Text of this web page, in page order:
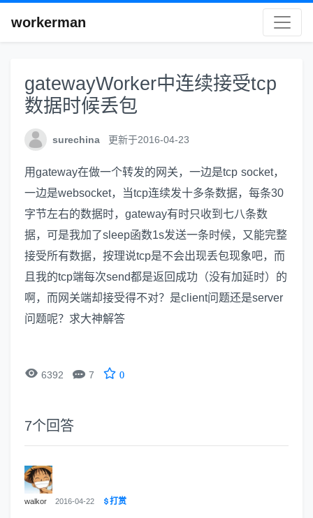
workerman
gatewayWorker中连续接受tcp
数据时候丢包
surechina 更新于2016-04-23
用gateway在做一个转发的网关，一边是tcp socket，
一边是websocket，当tcp连续发十多条数据，每条30
字节左右的数据时，gateway有时只收到七八条数
据，可是我加了sleep函数1s发送一条时候，又能完整
接受所有数据，按理说tcp是不会出现丢包现象吧，而
且我的tcp端每次send都是返回成功（没有加延时）的
啊，而网关端却接受得不对？是client问题还是server
问题呢？求大神解答
 6392  7 0
7个回答
walkor 2016-04-22 打赏